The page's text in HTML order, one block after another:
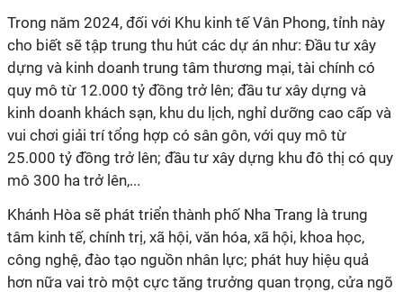
Trong năm 2024, đối với Khu kinh tế Vân Phong, tỉnh này
cho biết sẽ tập trung thu hút các dự án như: Đầu tư xây
dựng và kinh doanh trung tâm thương mại, tài chính có
quy mô từ 12.000 tỷ đồng trở lên; đầu tư xây dựng và
kinh doanh khách sạn, khu du lịch, nghỉ dưỡng cao cấp và
vui chơi giải trí tổng hợp có sân gôn, với quy mô từ
25.000 tỷ đồng trở lên; đầu tư xây dựng khu đô thị có quy
mô 300 ha trở lên,...
Khánh Hòa sẽ phát triển thành phố Nha Trang là trung
tâm kinh tế, chính trị, xã hội, văn hóa, xã hội, khoa học,
công nghệ, đào tạo nguồn nhân lực; phát huy hiệu quả
hơn nữa vai trò một cực tăng trưởng quan trọng, cửa ngõ